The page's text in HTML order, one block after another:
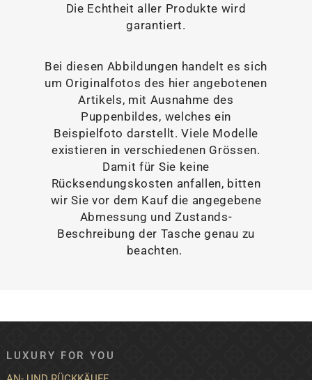
Die Echtheit aller Produkte wird
garantiert.
Bei diesen Abbildungen handelt es sich
um Originalfotos des hier angebotenen
Artikels, mit Ausnahme des
Puppenbildes, welches ein
Beispielfoto darstellt. Viele Modelle
existieren in verschiedenen Grössen.
Damit für Sie keine
Rücksendungskosten anfallen, bitten
wir Sie vor dem Kauf die angegebene
Abmessung und Zustands-
Beschreibung der Tasche genau zu
beachten.
LUXURY FOR YOU